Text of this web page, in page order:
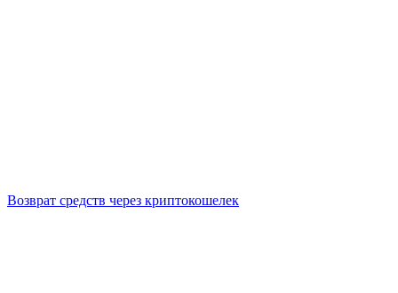
Возврат средств через криптокошелек